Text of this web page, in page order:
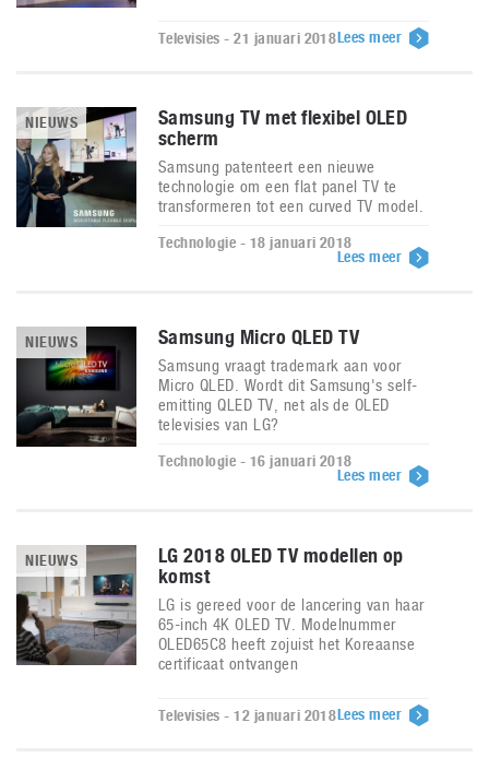
Televisies - 21 januari 2018Lees meer
NIEUWS
Samsung TV met flexibel OLED
scherm
Samsung patenteert een nieuwe
technologie om een flat panel TV te
transformeren tot een curved TV model.
Technologie - 18 januari 2018
Lees meer
NIEUWS Samsung Micro QLED TV
Samsung vraagt trademark aan voor
Micro QLED. Wordt dit Samsung's self-
emitting QLED TV, net als de OLED
televisies van LG?
Technologie - 16 januari 2018
Lees meer
NIEUWS
LG 2018 OLED TV modellen op
komst
LG is gereed voor de lancering van haar
65-inch 4K OLED TV. Modelnummer
OLED65C8 heeft zojuist het Koreaanse
certificaat ontvangen
Televisies - 12 januari 2018Lees meer